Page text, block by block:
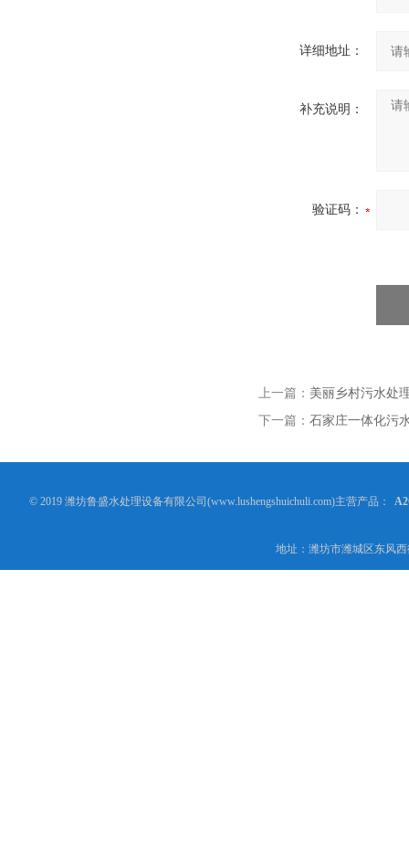
详细地址：
补充说明：
验证码：
上一篇： 美丽乡村污水处
下一篇： 石家庄一体化污
© 2019 潍坊鲁盛水处理设备有限公司(www.lushengshuichuli.com)主营产品：
地址：潍坊市潍城区东风